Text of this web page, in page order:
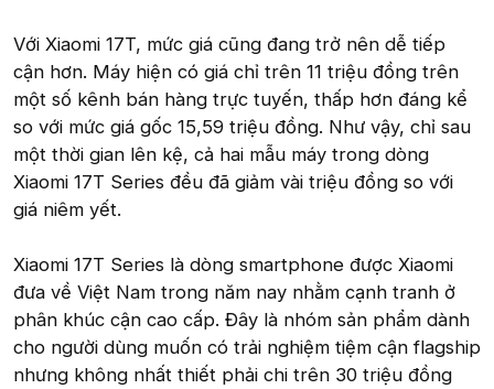
Với Xiaomi 17T, mức giá cũng đang trở nên dễ tiếp
cận hơn. Máy hiện có giá chỉ trên 11 triệu đồng trên
một số kênh bán hàng trực tuyến, thấp hơn đáng kể
so với mức giá gốc 15,59 triệu đồng. Như vậy, chỉ sau
một thời gian lên kệ, cả hai mẫu máy trong dòng
Xiaomi 17T Series đều đã giảm vài triệu đồng so với
giá niêm yết.
Xiaomi 17T Series là dòng smartphone được Xiaomi
đưa về Việt Nam trong năm nay nhằm cạnh tranh ở
phân khúc cận cao cấp. Đây là nhóm sản phẩm dành
cho người dùng muốn có trải nghiệm tiệm cận flagship
nhưng không nhất thiết phải chi trên 30 triệu đồng